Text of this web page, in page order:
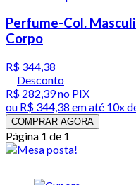
Perfume-Col.
Corpo
R$ 344,38
Desconto
R$ 282,39no PIX
ou R$ 344,38 em até 10x
COMPRAR AGORA
Página 1 de 1